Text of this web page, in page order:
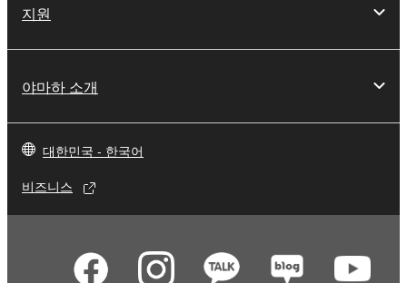
지원
야마하 소개
대한민국 - 한국어
비즈니스